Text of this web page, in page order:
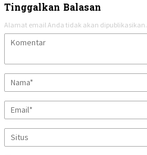
Tinggalkan Balasan
Alamat email Anda tidak akan dipublikasikan.